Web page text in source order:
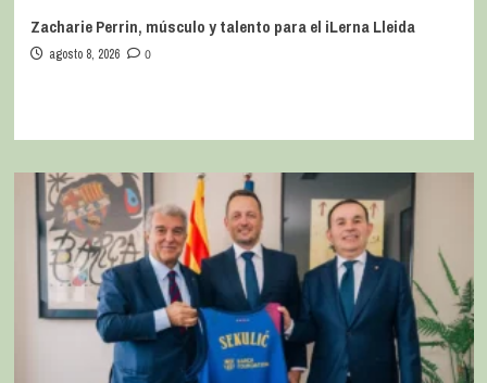
Zacharie Perrin, músculo y talento para el iLerna Lleida
agosto 8, 2026 0